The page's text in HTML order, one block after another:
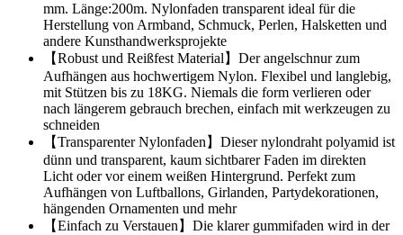
mm. Länge:200m. Nylonfaden transparent ideal für die
Herstellung von Armband, Schmuck, Perlen, Halsketten und
andere Kunsthandwerksprojekte
【Robust und Reißfest Material】Der angelschnur zum
Aufhängen aus hochwertigem Nylon. Flexibel und langlebig,
mit Stützen bis zu 18KG. Niemals die form verlieren oder
nach längerem gebrauch brechen, einfach mit werkzeugen zu
schneiden
【Transparenter Nylonfaden】Dieser nylondraht polyamid ist
dünn und transparent, kaum sichtbarer Faden im direkten
Licht oder vor einem weißen Hintergrund. Perfekt zum
Aufhängen von Luftballons, Girlanden, Partydekorationen,
hängenden Ornamenten und mehr
【Einfach zu Verstauen】Die klarer gummifaden wird in der